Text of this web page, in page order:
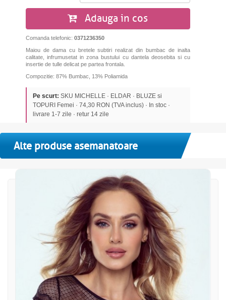
Adauga in cos
Comanda telefonic: 0371236350
Maiou de dama cu bretele subtiri realizat din bumbac de inalta
calitate, infrumusetat in zona bustului cu dantela deosebita si cu
insertie de tulle delicat pe partea frontala.
Compozitie: 87% Bumbac, 13% Poliamida
Pe scurt: SKU MICHELLE · ELDAR · BLUZE si
TOPURI Femei · 74,30 RON (TVA inclus) · In stoc ·
livrare 1-7 zile · retur 14 zile
Alte produse asemanatoare